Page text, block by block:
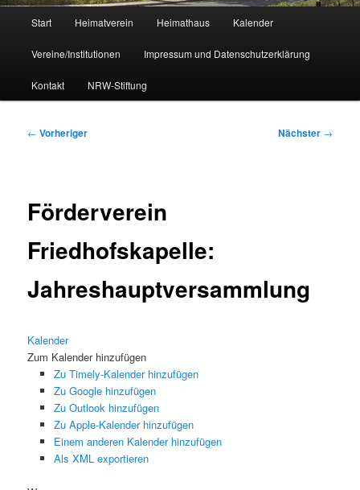
Start Heimatverein Heimathaus Kalender
Vereine/Institutionen Impressum und Datenschutzerklärung
Kontakt NRW-Stiftung
Beitragsnavigation
← Vorheriger Nächster →
Förderverein
Friedhofskapelle:
Jahreshauptversammlung
Kalender
Zum Kalender hinzufügen
Zu Timely-Kalender hinzufügen
Zu Google hinzufügen
Zu Outlook hinzufügen
Zu Apple-Kalender hinzufügen
Einem anderen Kalender hinzufügen
Als XML exportieren